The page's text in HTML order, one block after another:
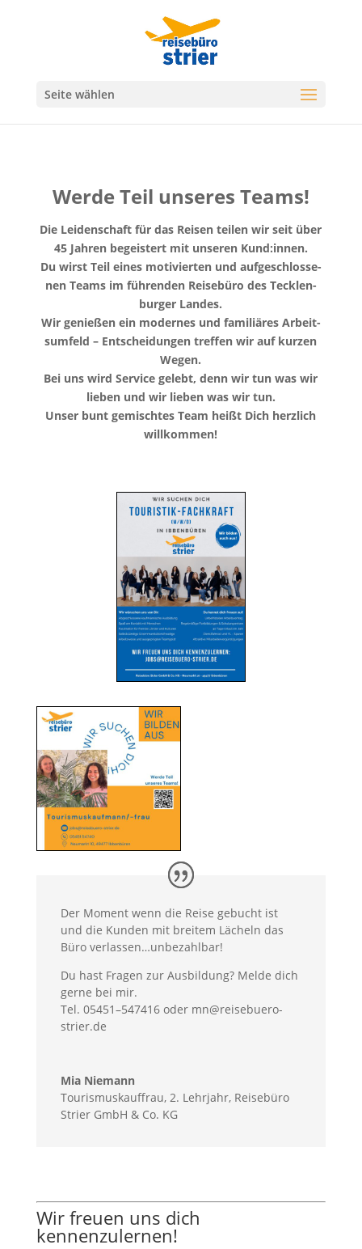
Seite wählen
Werde Teil unseres Teams!
Die Lei­den­schaft für das Reisen teilen wir seit über
45 Jahren begeis­tert mit unseren Kund:innen.
Du wirst Teil eines motivierten und aufgeschlosse­
nen Teams im führen­den Reise­büro des Teck­len­
burg­er Lan­des.
Wir genießen ein mod­ernes und famil­iäres Arbeit­
sum­feld – Entschei­dun­gen tre­f­fen wir auf kurzen
Wegen.
Bei uns wird Ser­vice gelebt, denn wir tun was wir
lieben und wir lieben was wir tun.
Unser bunt gemis­cht­es Team heißt Dich her­zlich
willkommen!
Der Moment wenn die Reise gebucht ist
und die Kun­den mit bre­it­em Lächeln das
Büro verlassen…unbezahlbar!
Du hast Fra­gen zur Aus­bil­dung? Melde dich
gerne bei mir.
Tel. 05451–547416 oder mn@reisebuero-
strier.de
Mia Nie­mann
Touris­muskauf­frau, 2. Lehr­jahr, Reise­büro
Stri­er GmbH & Co. KG
Wir freuen uns dich
kennenzulernen!